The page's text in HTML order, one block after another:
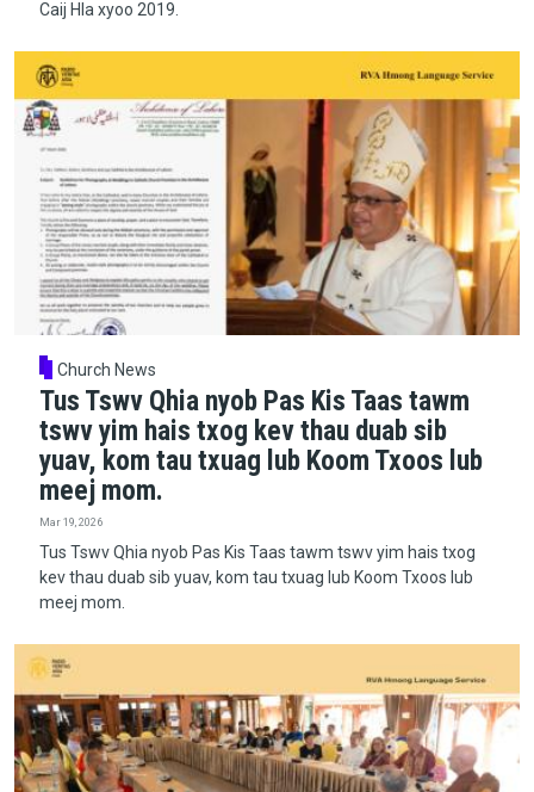
Caij Hla xyoo 2019.
Church News
Tus Tswv Qhia nyob Pas Kis Taas tawm
tswv yim hais txog kev thau duab sib
yuav, kom tau txuag lub Koom Txoos lub
meej mom.
Mar 19, 2026
Tus Tswv Qhia nyob Pas Kis Taas tawm tswv yim hais txog
kev thau duab sib yuav, kom tau txuag lub Koom Txoos lub
meej mom.